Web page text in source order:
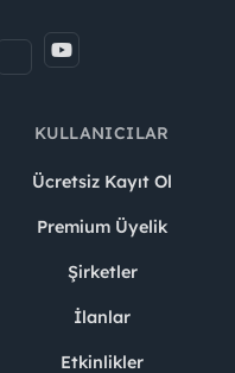
KULLANICILAR
Ücretsiz Kayıt Ol
Premium Üyelik
Şirketler
İlanlar
Etkinlikler